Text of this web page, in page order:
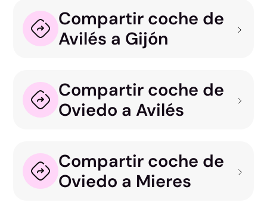
Compartir coche de
Avilés a Gijón
Compartir coche de
Oviedo a Avilés
Compartir coche de
Oviedo a Mieres